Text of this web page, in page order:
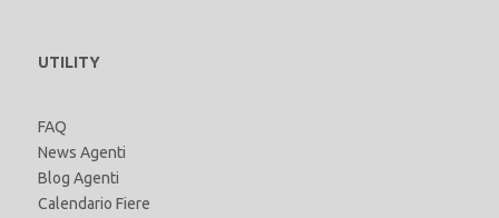
UTILITY
FAQ
News Agenti
Blog Agenti
Calendario Fiere